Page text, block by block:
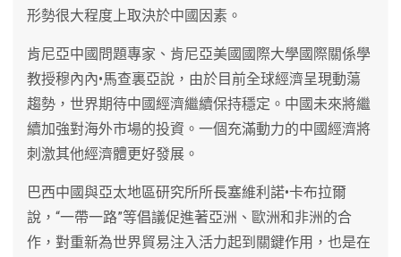
形勢很大程度上取決於中國因素。
肯尼亞中國問題專家、肯尼亞美國國際大學國際關係學
教授穆內內•馬查裏亞說，由於目前全球經濟呈現動蕩
趨勢，世界期待中國經濟繼續保持穩定。中國未來將繼
續加強對海外市場的投資。一個充滿動力的中國經濟將
刺激其他經濟體更好發展。
巴西中國與亞太地區研究所所長塞維利諾•卡布拉爾
說，“一帶一路”等倡議促進著亞洲、歐洲和非洲的合
作，對重新為世界貿易注入活力起到關鍵作用，也是在